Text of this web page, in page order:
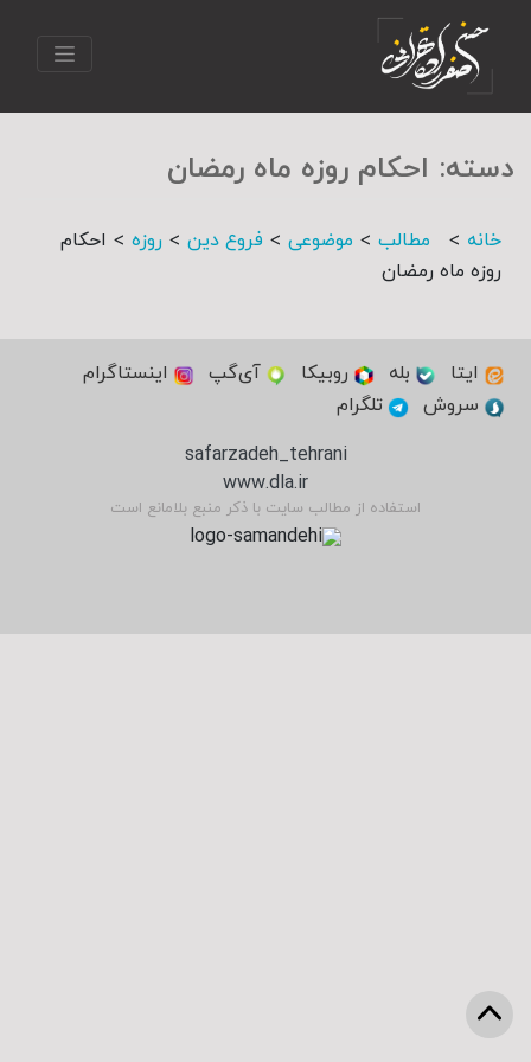
دسته: احکام روزه ماه رمضان
خانه > مطالب > موضوعی > فروع دین > روزه > احکام
روزه ماه رمضان
ایتا بله روبیکا آی‌گپ
اینستاگرام
سروش
تلگرام
safarzadeh_tehrani
www.dla.ir
استفاده از مطالب سایت با ذکر منبع بلامانع است